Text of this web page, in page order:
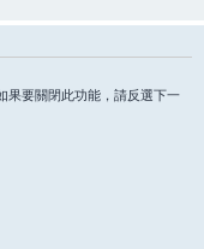
果要關閉此功能，請反選下一